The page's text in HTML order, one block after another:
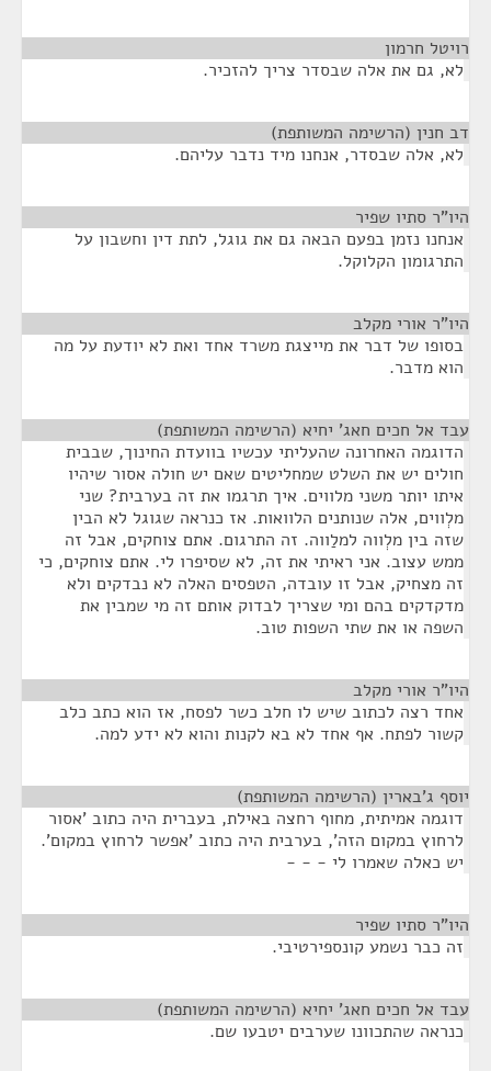
רויטל חרמון
לא, גם את אלה שבסדר צריך להזכיר.
דב חנין (הרשימה המשותפת)
לא, אלה שבסדר, אנחנו מיד נדבר עליהם.
היו"ר סתיו שפיר
אנחנו נזמן בפעם הבאה גם את גוגל, לתת דין וחשבון על
התרגומון הקלוקל.
היו"ר אורי מקלב
בסופו של דבר את מייצגת משרד אחד ואת לא יודעת על מה
הוא מדבר.
עבד אל חכים חאג' יחיא (הרשימה המשותפת)
הדוגמה האחרונה שהעליתי עכשיו בוועדת החינוך, שבבית
חולים יש את השלט שמחליטים שאם יש חולה אסור שיהיו
איתו יותר משני מלווים. איך תרגמו את זה בערבית? שני
מלְווים, אלה שנותנים הלוואות. אז כנראה שגוגל לא הבין
שזה בין מלְווה למלַווה. זה התרגום. אתם צוחקים, אבל זה
ממש עצוב. אני ראיתי את זה, לא שסיפרו לי. אתם צוחקים, כי
זה מצחיק, אבל זו עובדה, הטפסים האלה לא נבדקים ולא
מדקדקים בהם ומי שצריך לבדוק אותם זה מי שמבין את
השפה או את שתי השפות טוב.
היו"ר אורי מקלב
אחד רצה לכתוב שיש לו חלב כשר לפסח, אז הוא כתב כלב
קשור לפתח. אף אחד לא בא לקנות והוא לא ידע למה.
יוסף ג'בארין (הרשימה המשותפת)
דוגמה אמיתית, מחוף רחצה באילת, בעברית היה כתוב 'אסור
לרחוץ במקום הזה', בערבית היה כתוב 'אפשר לרחוץ במקום'.
יש כאלה שאמרו לי - - -
היו"ר סתיו שפיר
זה כבר נשמע קונספירטיבי.
עבד אל חכים חאג' יחיא (הרשימה המשותפת)
כנראה שהתכוונו שערבים יטבעו שם.